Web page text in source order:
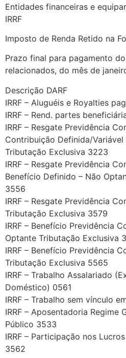
Entidades financeiras e
IRRF
Imposto de Renda Retido na
Prazo final para pagamento do
relacionados, do mês de
Descrição DARF
IRRF – Aluguéis e Royalties
IRRF – Rend. partes
IRRF – Resgate Previdência
Contribuição Definida/Variável
Tributação Exclusiva 3223
IRRF – Resgate Previdência
Benefício Definido – Não
3556
IRRF – Resgate Previdência
Tributação Exclusiva 3579
IRRF – Benefício Previdência
Optante Tributação Exclusiva
IRRF – Benefício Previdência
Tributação Exclusiva 5565
IRRF – Trabalho Assalariado
Doméstico) 0561
IRRF – Trabalho sem vínculo
IRRF – Aposentadoria Regime
Público 3533
IRRF – Participação nos
3562